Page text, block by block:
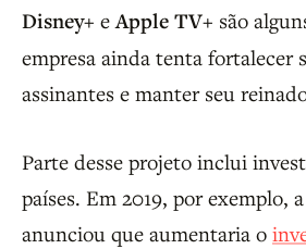
Disney+ eApple TV+ são
empresa ainda tenta fortalecer
assinantes e manter seu
Parte desse projeto inclui
países. Em 2019, por exemplo,
anunciou que aumentaria o